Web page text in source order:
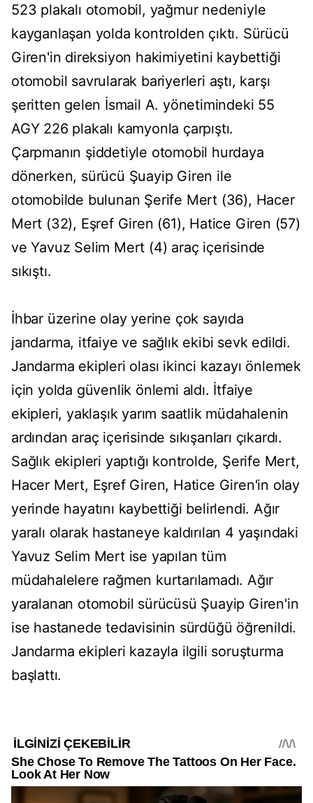
523 plakalı otomobil, yağmur nedeniyle
kayganlaşan yolda kontrolden çıktı. Sürücü
Giren'in direksiyon hakimiyetini kaybettiği
otomobil savrularak bariyerleri aştı, karşı
şeritten gelen İsmail A. yönetimindeki 55
AGY 226 plakalı kamyonla çarpıştı.
Çarpmanın şiddetiyle otomobil hurdaya
dönerken, sürücü Şuayip Giren ile
otomobilde bulunan Şerife Mert (36), Hacer
Mert (32), Eşref Giren (61), Hatice Giren (57)
ve Yavuz Selim Mert (4) araç içerisinde
sıkıştı.
İhbar üzerine olay yerine çok sayıda
jandarma, itfaiye ve sağlık ekibi sevk edildi.
Jandarma ekipleri olası ikinci kazayı önlemek
için yolda güvenlik önlemi aldı. İtfaiye
ekipleri, yaklaşık yarım saatlik müdahalenin
ardından araç içerisinde sıkışanları çıkardı.
Sağlık ekipleri yaptığı kontrolde, Şerife Mert,
Hacer Mert, Eşref Giren, Hatice Giren'in olay
yerinde hayatını kaybettiği belirlendi. Ağır
yaralı olarak hastaneye kaldırılan 4 yaşındaki
Yavuz Selim Mert ise yapılan tüm
müdahalelere rağmen kurtarılamadı. Ağır
yaralanan otomobil sürücüsü Şuayip Giren'in
ise hastanede tedavisinin sürdüğü öğrenildi.
Jandarma ekipleri kazayla ilgili soruşturma
başlattı.